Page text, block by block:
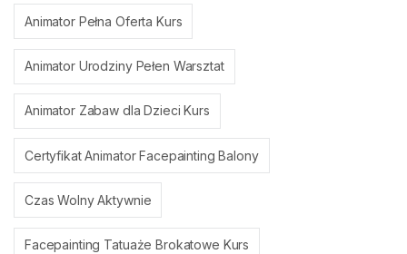
Animator Pełna Oferta Kurs
Animator Urodziny Pełen Warsztat
Animator Zabaw dla Dzieci Kurs
Certyfikat Animator Facepainting Balony
Czas Wolny Aktywnie
Facepainting Tatuaże Brokatowe Kurs